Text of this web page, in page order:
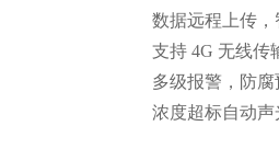
数据远程上传，
支持 4G 无线传输
多级报警，防腐
浓度超标自动声光